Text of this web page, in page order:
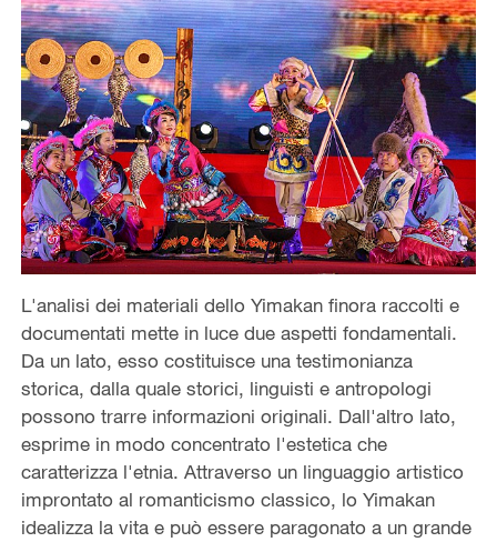
L'analisi dei materiali dello Yimakan finora raccolti e
documentati mette in luce due aspetti fondamentali.
Da un lato, esso costituisce una testimonianza
storica, dalla quale storici, linguisti e antropologi
possono trarre informazioni originali. Dall'altro lato,
esprime in modo concentrato l'estetica che
caratterizza l'etnia. Attraverso un linguaggio artistico
improntato al romanticismo classico, lo Yimakan
idealizza la vita e può essere paragonato a un grande